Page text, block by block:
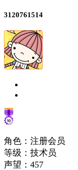
3120761514
角色：注册会员
等级：技术员
声望： 457